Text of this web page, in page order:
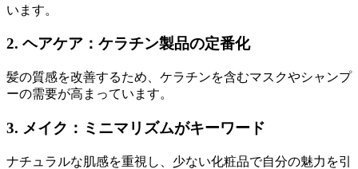
います。
2. ヘアケア：ケラチン製品の定番化
髪の質感を改善するため、ケラチンを含むマスクやシャンプ
ーの需要が高まっています。
3. メイク：ミニマリズムがキーワード
ナチュラルな肌感を重視し、少ない化粧品で自分の魅力を引